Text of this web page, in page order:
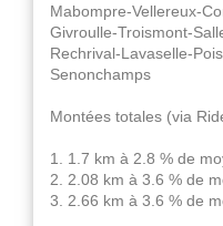
Mabompre-Vellereux-
Givroulle-Troismont-
Rechrival-Lavaselle-
Senonchamps
Montées totales (via
1. 1.7 km à 2.8 % de
2. 2.08 km à 3.6 % de
3. 2.66 km à 3.6 % de